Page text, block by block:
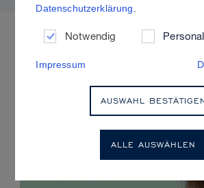
ANSTEHENDE
Datenschutzerklärung
Notwendig
Impressum
AUSWAHL
ALLE AUSWÄHLEN